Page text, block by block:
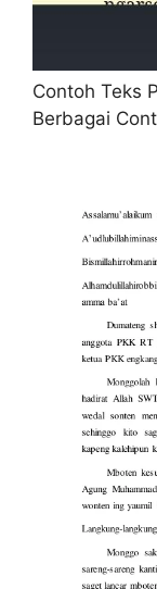
Contoh Teks
Berbagai